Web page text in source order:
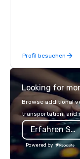
late model luxury
highly experienced
team of chauffeurs
you will know
with La Costa
Profil besuchen
Looking for
Browse additional
transportation, and
Erfahren Sie mehr
Powered by